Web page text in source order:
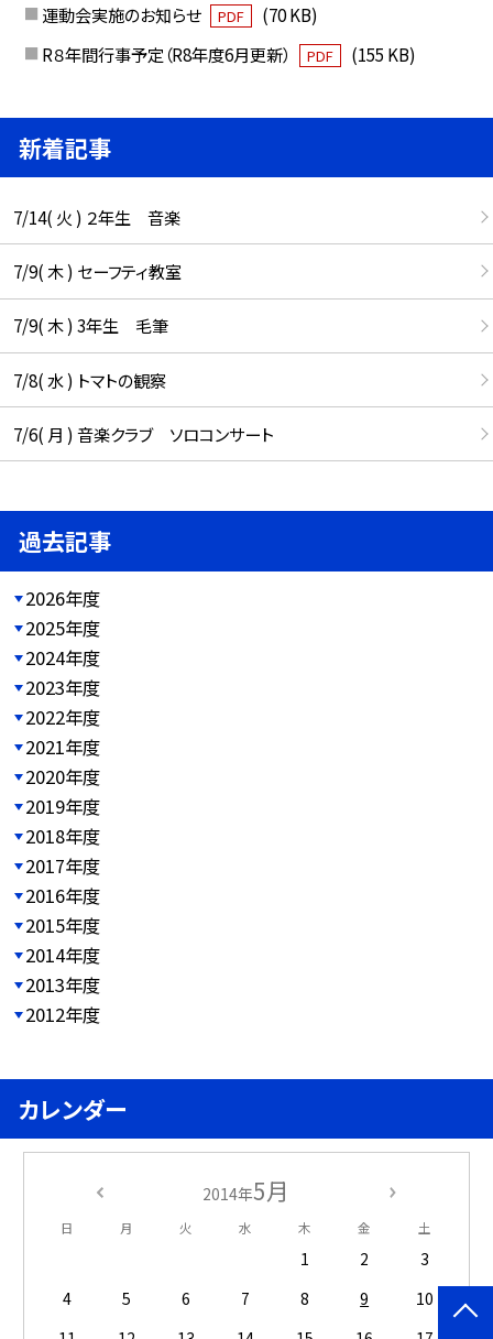
運動会実施のお知らせ PDF
(70 KB)
R８年間行事予定（R8年度6月更新）
PDF (155 KB)
新着記事
7/14( 火 ) ２年生 音楽
7/9( 木 ) セーフティ教室
7/9( 木 ) 3年生 毛筆
7/8( 水 ) トマトの観察
7/6( 月 ) 音楽クラブ ソロコンサート
過去記事
2026年度
2025年度
2024年度
2023年度
2022年度
2021年度
2020年度
2019年度
2018年度
2017年度
2016年度
2015年度
2014年度
2013年度
2012年度
カレンダー
2014年5月
日 月 火 水 木 金 土
1 2
3
4
5 6 7 8 9
10